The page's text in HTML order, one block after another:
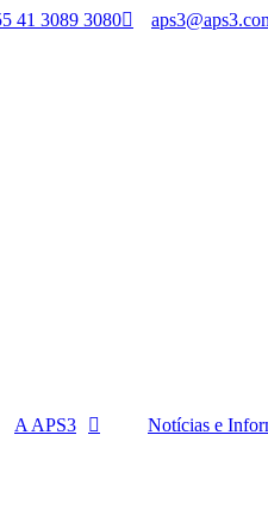
41 3089 3080
A APS3 Notícias e